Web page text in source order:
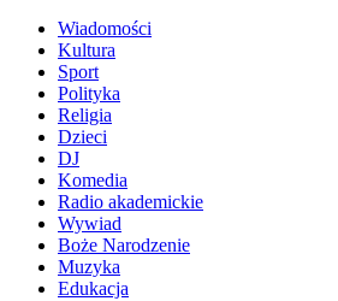
Wiadomości
Kultura
Sport
Polityka
Religia
Dzieci
DJ
Komedia
Radio akademickie
Wywiad
Boże Narodzenie
Muzyka
Edukacja